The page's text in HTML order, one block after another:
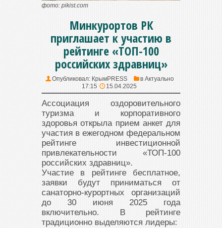
фото: pikist.com
Минкурортов РК
приглашает к участию в
рейтинге «ТОП-100
российских здравниц»
Опубликовал: КрымPRESS в Актуально
17:15
15.04.2025
Ассоциация оздоровительного
туризма и корпоративного
здоровья открыла прием анкет для
участия в ежегодном федеральном
рейтинге инвестиционной
привлекательности «ТОП-100
российских здравниц».
Участие в рейтинге бесплатное,
заявки будут приниматься от
санаторно-курортных организаций
до 30 июня 2025 года
включительно. В рейтинге
традиционно выделяются лидеры: